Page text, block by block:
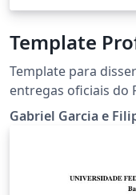
Template
Template para
entregas oficiais do
Gabriel Garcia e